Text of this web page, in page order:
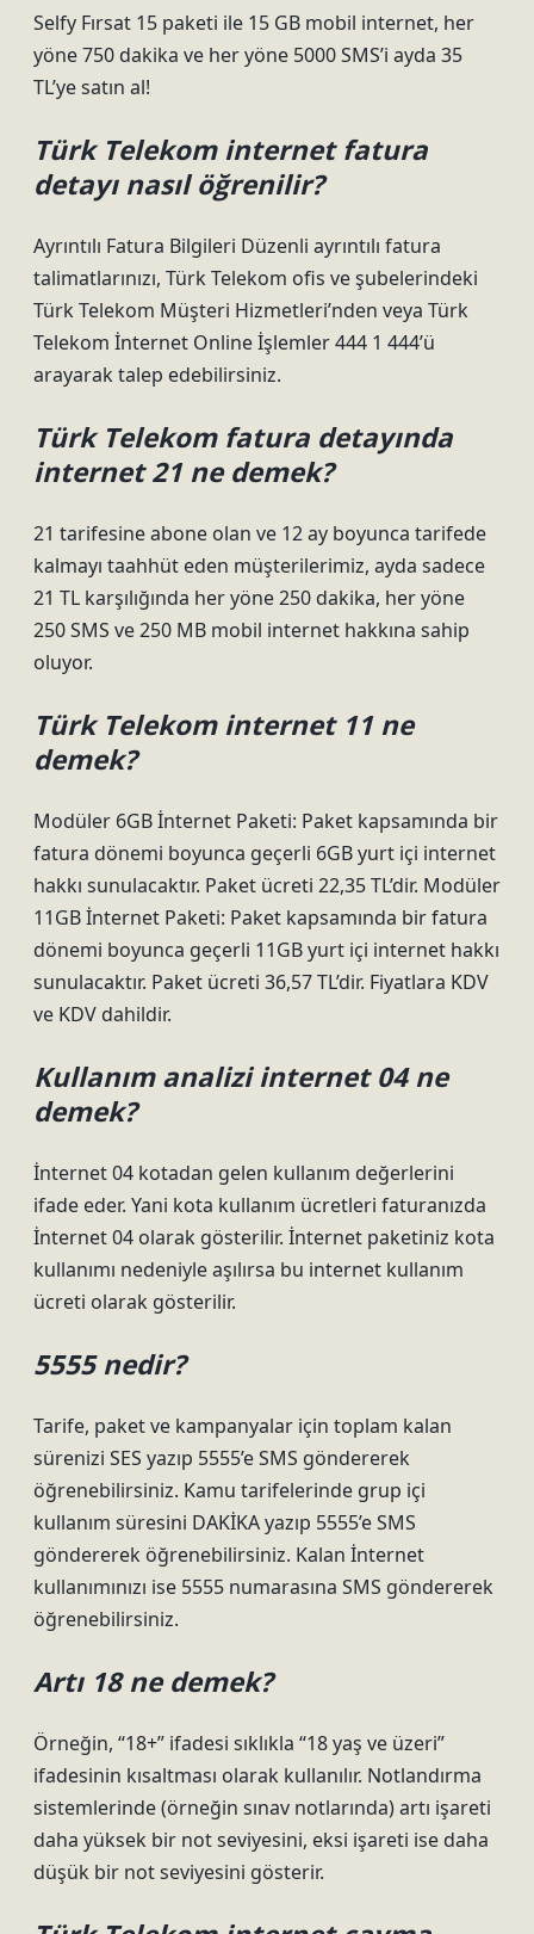
Selfy Fırsat 15 paketi ile 15 GB mobil internet, her
yöne 750 dakika ve her yöne 5000 SMS’i ayda 35
TL’ye satın al!
Türk Telekom internet fatura
detayı nasıl öğrenilir?
Ayrıntılı Fatura Bilgileri Düzenli ayrıntılı fatura
talimatlarınızı, Türk Telekom ofis ve şubelerindeki
Türk Telekom Müşteri Hizmetleri’nden veya Türk
Telekom İnternet Online İşlemler 444 1 444’ü
arayarak talep edebilirsiniz.
Türk Telekom fatura detayında
internet 21 ne demek?
21 tarifesine abone olan ve 12 ay boyunca tarifede
kalmayı taahhüt eden müşterilerimiz, ayda sadece
21 TL karşılığında her yöne 250 dakika, her yöne
250 SMS ve 250 MB mobil internet hakkına sahip
oluyor.
Türk Telekom internet 11 ne
demek?
Modüler 6GB İnternet Paketi: Paket kapsamında bir
fatura dönemi boyunca geçerli 6GB yurt içi internet
hakkı sunulacaktır. Paket ücreti 22,35 TL’dir. Modüler
11GB İnternet Paketi: Paket kapsamında bir fatura
dönemi boyunca geçerli 11GB yurt içi internet hakkı
sunulacaktır. Paket ücreti 36,57 TL’dir. Fiyatlara KDV
ve KDV dahildir.
Kullanım analizi internet 04 ne
demek?
İnternet 04 kotadan gelen kullanım değerlerini
ifade eder. Yani kota kullanım ücretleri faturanızda
İnternet 04 olarak gösterilir. İnternet paketiniz kota
kullanımı nedeniyle aşılırsa bu internet kullanım
ücreti olarak gösterilir.
5555 nedir?
Tarife, paket ve kampanyalar için toplam kalan
sürenizi SES yazıp 5555’e SMS göndererek
öğrenebilirsiniz. Kamu tarifelerinde grup içi
kullanım süresini DAKİKA yazıp 5555’e SMS
göndererek öğrenebilirsiniz. Kalan İnternet
kullanımınızı ise 5555 numarasına SMS göndererek
öğrenebilirsiniz.
Artı 18 ne demek?
Örneğin, “18+” ifadesi sıklıkla “18 yaş ve üzeri”
ifadesinin kısaltması olarak kullanılır. Notlandırma
sistemlerinde (örneğin sınav notlarında) artı işareti
daha yüksek bir not seviyesini, eksi işareti ise daha
düşük bir not seviyesini gösterir.